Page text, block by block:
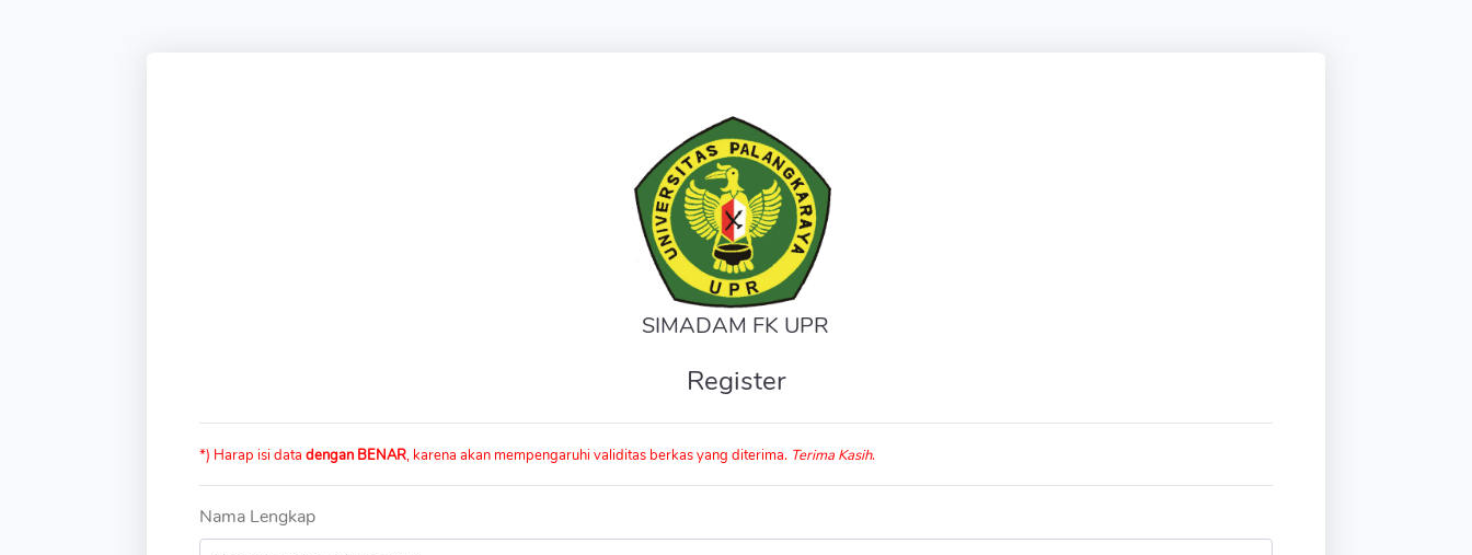
SIMADAM FK UPR
Register
*) Harap isi data dengan BENAR, karena akan mempengaruhi validitas berkas yang diterima. Terima Kasih.
Nama Lengkap